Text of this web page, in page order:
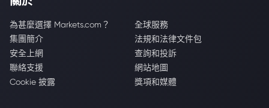
為甚麼選擇 Markets.com？
全球服務
集團簡介
法規和法律文件包
安全上網
查詢和投訴
聯絡支援
網站地圖
Cookie 披露
獎項和媒體